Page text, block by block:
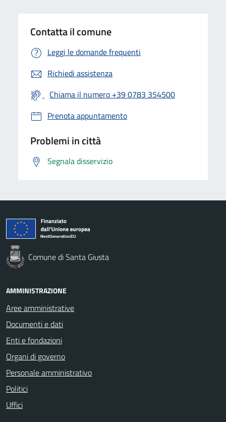
Contatta il comune
Leggi le domande frequenti
Richiedi assistenza
Chiama il numero +39 0783 354500
Prenota appuntamento
Problemi in città
Segnala disservizio
Comune di Santa Giusta
AMMINISTRAZIONE
Aree amministrative
Documenti e dati
Enti e fondazioni
Organi di governo
Personale amministrativo
Politici
Uffici